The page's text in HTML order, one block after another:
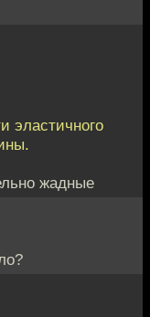
эластичного
жадные